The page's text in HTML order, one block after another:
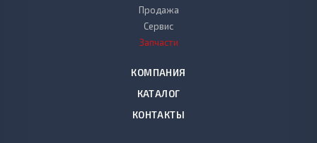
Продажа
Сервис
Запчасти
КОМПАНИЯ
КАТАЛОГ
КОНТАКТЫ